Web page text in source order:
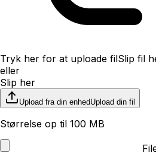
Tryk her for at uploade filSlip fil
eller
Slip her
Upload fra din enhedUpload din fil
Størrelse op til 100 MB